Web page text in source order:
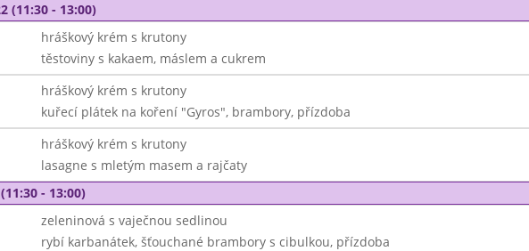
(11:30 - 13:00)
hráškový krém s krutony
těstoviny s kakaem, máslem a cukrem
hráškový krém s krutony
kuřecí plátek na koření "Gyros", brambory, přízdoba
hráškový krém s krutony
lasagne s mletým masem a rajčaty
- 13:00)
zeleninová s vaječnou sedlinou
rybí karbanátek, šťouchané brambory s cibulkou, přízdoba